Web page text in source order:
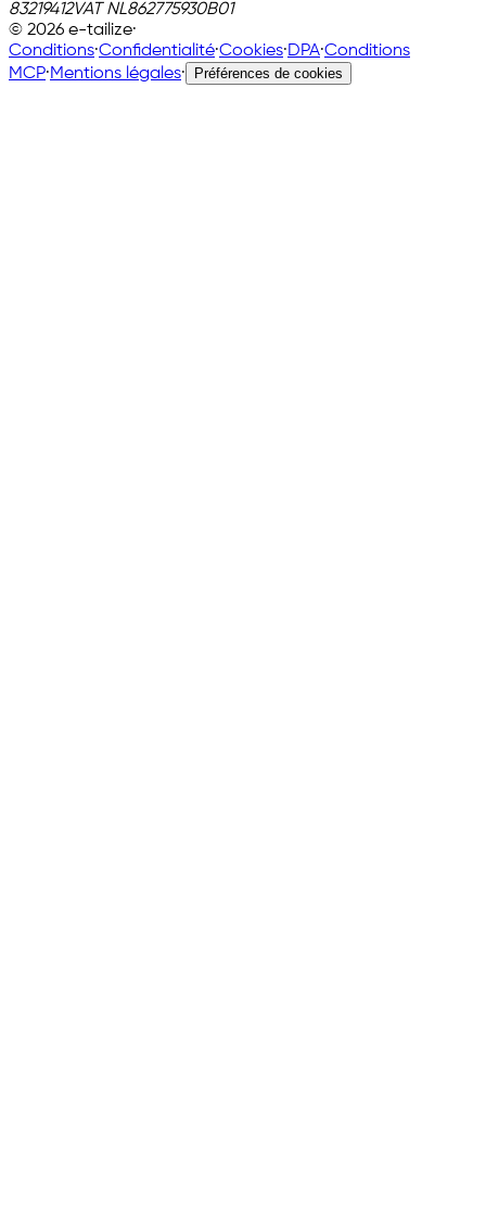
83219412VAT NL862775930B01
© 2026 e-tailize·
Conditions·Confidentialité·Cookies·DPA·Conditions
MCP·Mentions légales· Préférences de cookies